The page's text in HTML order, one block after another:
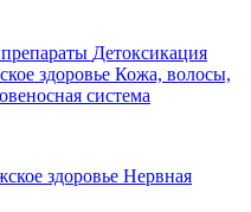
Детоксикация
здоровье Кожа, волосы,
система
здоровье Нервная